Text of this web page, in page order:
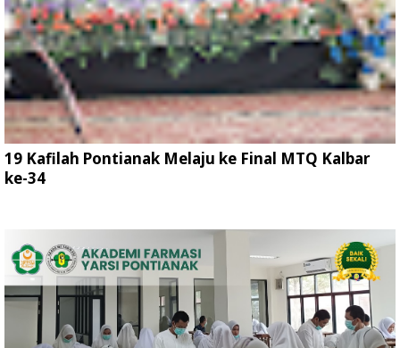
19 Kafilah Pontianak Melaju ke Final MTQ Kalbar
ke-34